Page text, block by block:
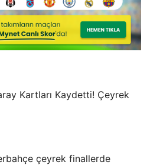
Kartları Kaydetti! Çeyrek
çeyrek finallerde